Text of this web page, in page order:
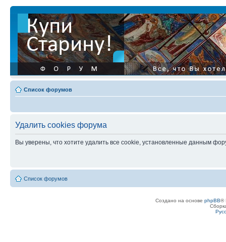
Список форумов
Удалить cookies форума
Вы уверены, что хотите удалить все cookie, установленные данным
Список форумов
Создано на основе phpBB®